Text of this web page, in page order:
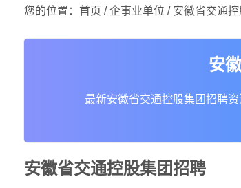
您的位置： 首页 /企事业单位 / 安徽省交通
安
最新安徽省交通控股集团招聘
安徽省交通控股集团招聘